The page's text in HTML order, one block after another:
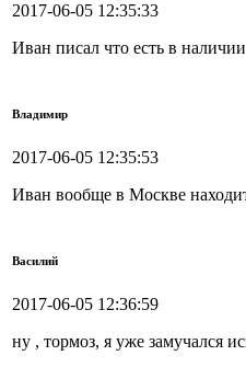
2017-06-05 12:35:33
Иван писал что есть в наличии
Владимир
2017-06-05 12:35:53
Иван вообще в Москве
Василий
2017-06-05 12:36:59
ну , тормоз, я уже замучался